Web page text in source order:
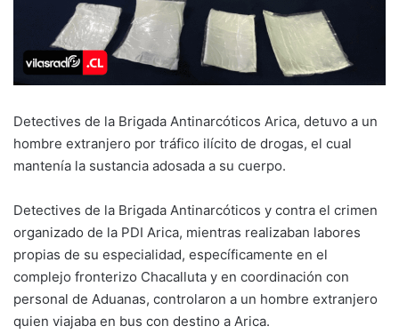
Detectives de la Brigada Antinarcóticos Arica, detuvo a un
hombre extranjero por tráfico ilícito de drogas, el cual
mantenía la sustancia adosada a su cuerpo.
Detectives de la Brigada Antinarcóticos y contra el crimen
organizado de la PDI Arica, mientras realizaban labores
propias de su especialidad, específicamente en el
complejo fronterizo Chacalluta y en coordinación con
personal de Aduanas, controlaron a un hombre extranjero
quien viajaba en bus con destino a Arica.